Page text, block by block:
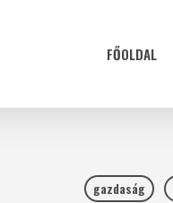
FŐOLDAL
gazdaság